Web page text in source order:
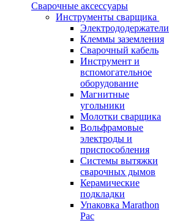
Сварочные аксессуары
Инструменты сварщика
Электрододержатели
Клеммы заземления
Сварочный кабель
Инструмент и
вспомогательное
оборудование
Магнитные
угольники
Молотки сварщика
Вольфрамовые
электроды и
приспособления
Системы вытяжки
сварочных дымов
Керамические
подкладки
Упаковка Marathon
Pac